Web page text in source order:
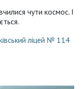
чути космос. І
ліцей № 114